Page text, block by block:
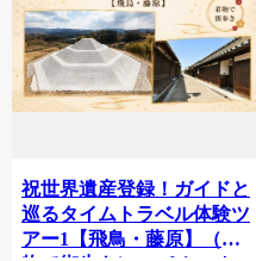
祝世界遺産登録！ガイドと
巡るタイムトラベル体験ツ
アー1【飛鳥・藤原】（着